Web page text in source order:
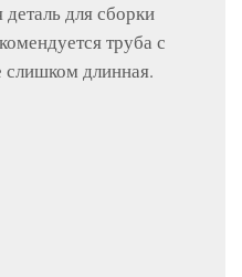
деталь для сборки
труба с
длинная.